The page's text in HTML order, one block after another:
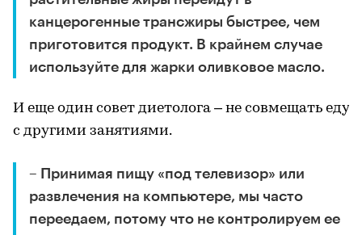
канцерогенные трансжиры быстрее, чем
приготовится продукт. В крайнем случае
используйте для жарки оливковое масло.
И еще один совет диетолога – не совмещать еду
с другими занятиями.
– Принимая пищу «под телевизор» или
развлечения на компьютере, мы часто
переедаем, потому что не контролируем ее